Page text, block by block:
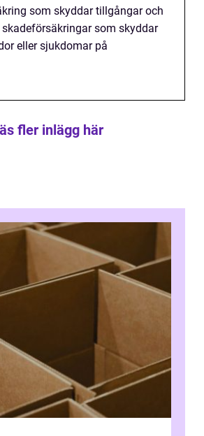
som skyddar tillgångar och
skadeförsäkringar som skyddar
eller sjukdomar på
fler inlägg här